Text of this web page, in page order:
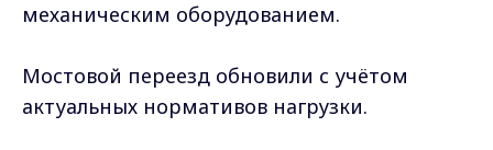
механическим оборудованием.
Мостовой переезд обновили с учётом
актуальных нормативов нагрузки.